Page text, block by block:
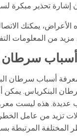
الأعراض، يمكنك
أسباب سرطان
أسباب سرطان
البنكرياس.
عديدة. هذه ليست
تزيد من عامل